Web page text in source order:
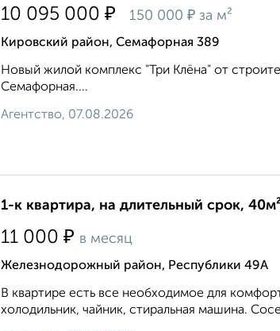
10 095 000 ₽ 150 000 ₽ за м²
Кировский район, Семафорная 389
Новый жилой комплекс "Три Клёна" от
Семафорная....
Агентство, 07.08.2026
1-к квартира, на длительный срок,
11 000 ₽ в месяц
Железнодорожный район, Республики 49А
В квартире есть все необходимое для
холодильник, чайник, стиральная машина.